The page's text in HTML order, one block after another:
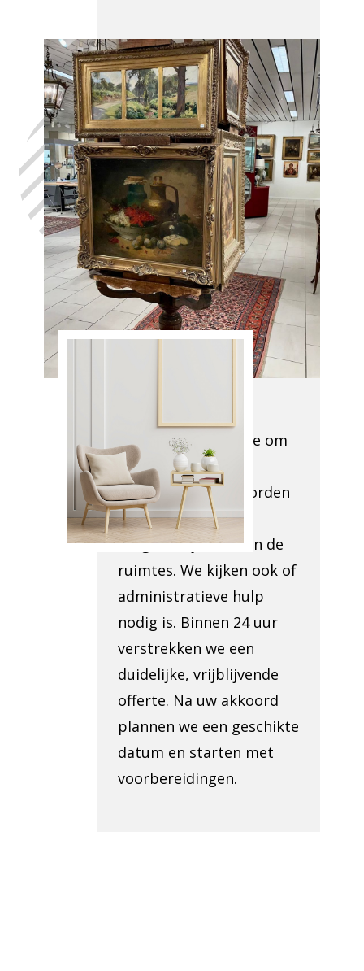
Laat uw huis
leegmaken
Villers-Le-
Peuplier, in het
volste
vertrouwen,
met de hulp
van Antiek
Opkoper
Villers-Le-
bezoeken uw locatie om
te beoordelen wat
verwijderd moet worden
en evalueren de
toegankelijkheid van de
ruimtes. We kijken ook of
administratieve hulp
nodig is. Binnen 24 uur
verstrekken we een
duidelijke, vrijblijvende
offerte. Na uw akkoord
plannen we een geschikte
datum en starten met
voorbereidingen.